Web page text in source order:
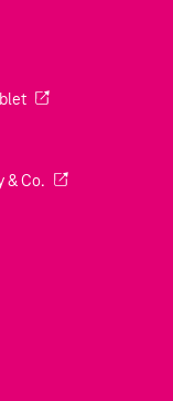
Tab geöffnet)
geöffnet)
(Wird in einem
geöffnet)
& Co. (Wird in einem